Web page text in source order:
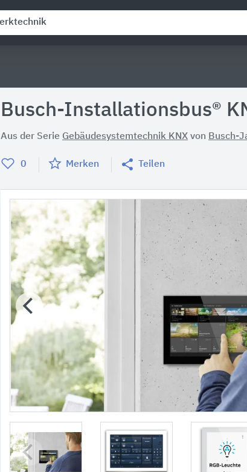
Busch-Installationsbus®
Aus der Serie Gebäudesystemtechnik KNX von Busch-
0 Merken Teilen